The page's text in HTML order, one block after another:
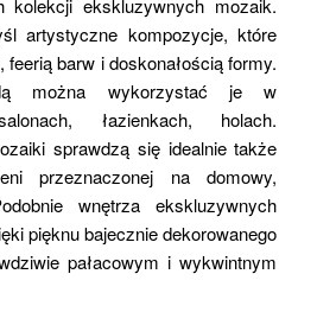
artystyczne kompozycje, które
barw i doskonałością formy.
można wykorzystać je w
łazienkach, holach.
sprawdzą się idealnie także
przeznaczonej na domowy,
wnętrza ekskluzywnych
pięknu bajecznie dekorowanego
pałacowym i wykwintnym